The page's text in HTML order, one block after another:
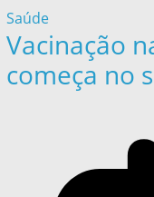
Saúde
Vacinação
começa no